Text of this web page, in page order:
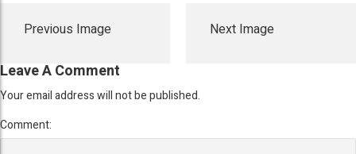
Previous Image Next Image
Leave A Comment
Your email address will not be published.
Comment: